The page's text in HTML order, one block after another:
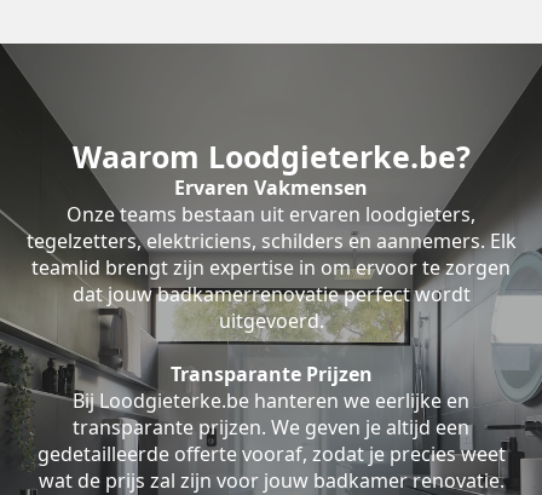
Waarom Loodgieterke.be?
Ervaren Vakmensen
Onze teams bestaan uit ervaren loodgieters,
tegelzetters, elektriciens, schilders en aannemers. Elk
teamlid brengt zijn expertise in om ervoor te zorgen
dat jouw badkamerrenovatie perfect wordt
uitgevoerd.
Transparante Prijzen
Bij Loodgieterke.be hanteren we eerlijke en
transparante prijzen. We geven je altijd een
gedetailleerde offerte vooraf, zodat je precies weet
wat de prijs zal zijn voor jouw badkamer renovatie.